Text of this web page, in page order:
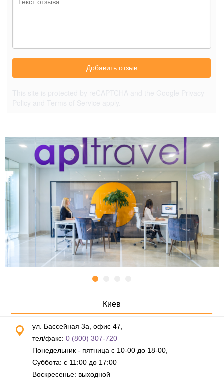
Добавить отзыв
Киев
ул. Бассейная 3а, офис 47,
тел/факс: 0 (800) 307-720
Понедельник - пятница с 10-00 до 18-00,
Суббота: с 11:00 до 17:00
Воскресенье: выходной